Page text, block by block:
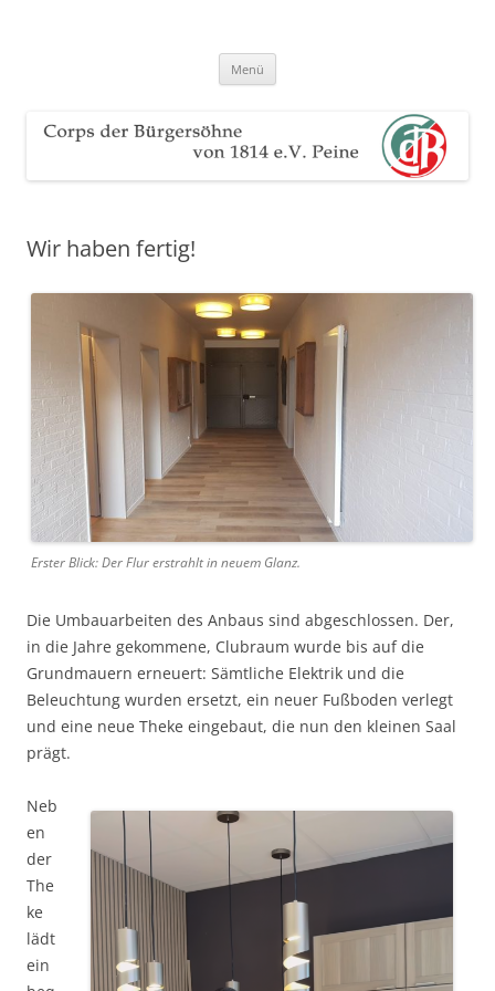
e.V. Peine
Menü
Wir haben fertig!
Erster Blick: Der Flur erstrahlt in neuem Glanz.
Die Umbauarbeiten des Anbaus sind abgeschlossen. Der,
in die Jahre gekommene, Clubraum wurde bis auf die
Grundmauern erneuert: Sämtliche Elektrik und die
Beleuchtung wurden ersetzt, ein neuer Fußboden verlegt
und eine neue Theke eingebaut, die nun den kleinen Saal
prägt.
Neb
en
der
The
ke
lädt
ein